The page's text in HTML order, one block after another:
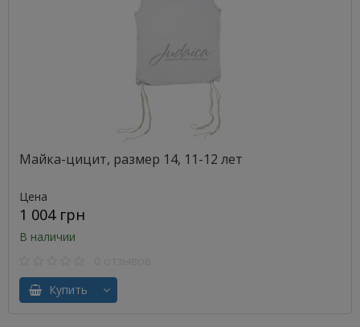
Майка-цицит, размер 14, 11-12 лет
Цена
1 004 грн
В наличии
Купить